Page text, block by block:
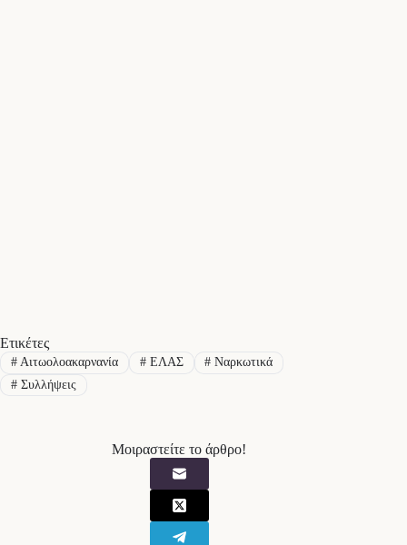
Ετικέτες
#Αιτωολοακαρνανία #ΕΛΑΣ # Ναρκωτικά
#Συλλήψεις
Μοιραστείτε το άρθρο!